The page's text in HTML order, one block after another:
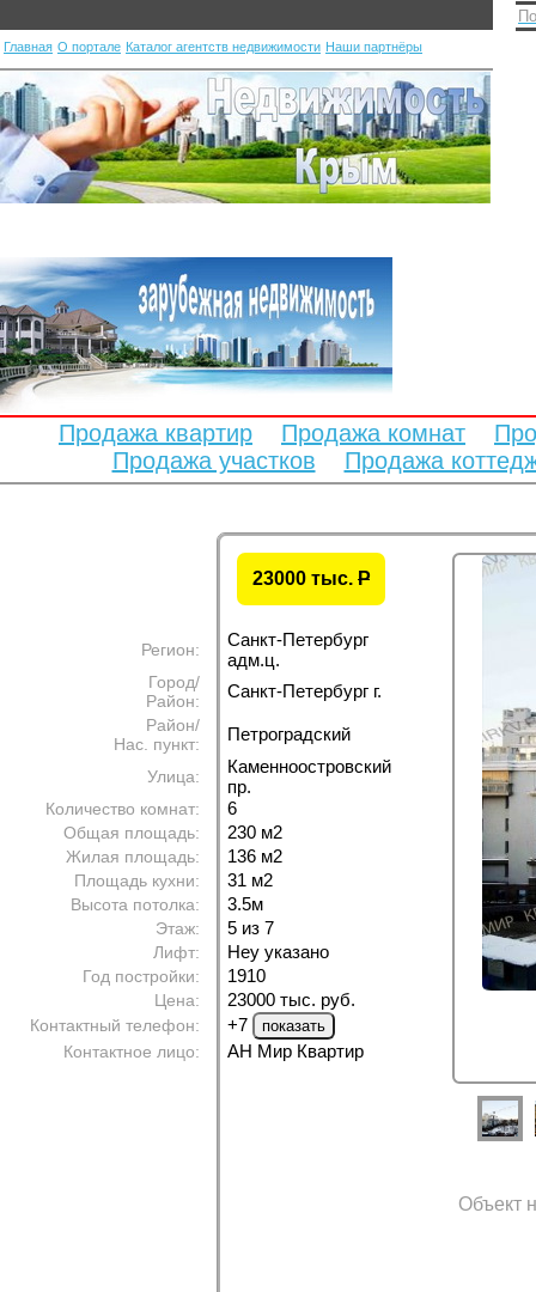
Главная О портале Каталог агентств недвижимости Наши партнёры
Продажа квартир Продажа комнат
Продажа участков
Продажа
23000 тыс. P
Регион:
Санкт-Петербург
адм.ц.
Город/
Район:
Санкт-Петербург г.
Район/
Нас. пункт:
Петроградский
Улица:
Каменноостровский
пр.
Количество комнат: 6
Общая площадь: 230 м2
Жилая площадь: 136 м2
Площадь кухни: 31 м2
Высота потолка: 3.5м
Этаж: 5 из 7
Лифт: Неу указано
Год постройки: 1910
Цена: 23000 тыс. руб.
Контактный телефон: +7
Контактное лицо: АН Мир Квартир
Объект